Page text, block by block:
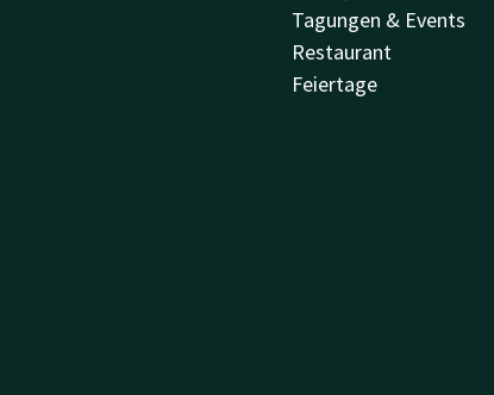
Tagungen & Events
Restaurant
Feiertage